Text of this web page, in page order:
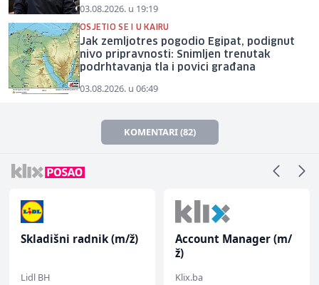
03.08.2026. u 19:19
OSJETIO SE I U KAIRU
Jak zemljotres pogodio Egipat, podignut
nivo pripravnosti: Snimljen trenutak
podrhtavanja tla i povici građana
03.08.2026. u 06:49
KOMENTARI (82)
Skladišni radnik (m/ž)
Lidl BH
Account Manager (m/
ž)
Klix.ba